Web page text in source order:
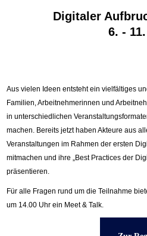
Digitaler
6. -
Aus vielen Ideen entsteht ein vielfältiges
Familien, Arbeitnehmerinnen und
in unterschiedlichen
machen. Bereits jetzt haben Akteure aus
Veranstaltungen im Rahmen der ersten
mitmachen und ihre „Best Practices der
präsentieren.
Für alle Fragen rund um die Teilnahme
um 14.00 Uhr ein Meet & Talk.